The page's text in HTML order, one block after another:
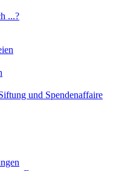
...?
und Spendenaffaire